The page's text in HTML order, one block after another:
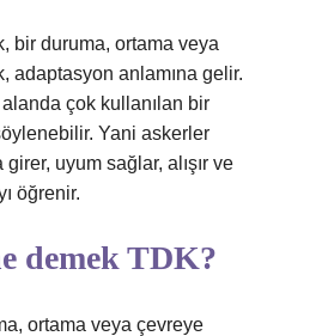
bir duruma, ortama veya
adaptasyon anlamına gelir.
çok kullanılan bir
Yani askerler
uyum sağlar, alışır ve
öğrenir.
demek TDK?
ortama veya çevreye